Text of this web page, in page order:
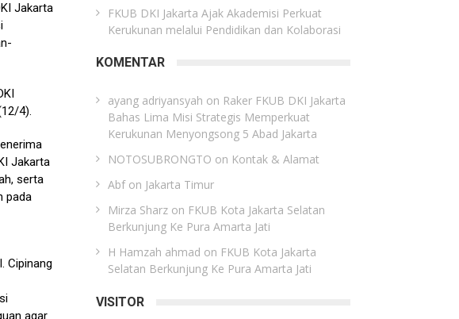
Jakarta
4).
Jakarta
serta
pada
Cipinang
agar
FKUB DKI Jakarta Ajak Akademisi Perkuat
Kerukunan melalui Pendidikan dan Kolaborasi
KOMENTAR
ayang adriyansyah on Raker FKUB DKI Jakarta
Bahas Lima Misi Strategis Memperkuat
Kerukunan Menyongsong 5 Abad Jakarta
NOTOSUBRONGTO on Kontak & Alamat
Abfon Jakarta Timur
Mirza Sharz on FKUB Kota Jakarta Selatan
Berkunjung Ke Pura Amarta Jati
H Hamzah ahmad on FKUB Kota Jakarta
Selatan Berkunjung Ke Pura Amarta Jati
VISITOR